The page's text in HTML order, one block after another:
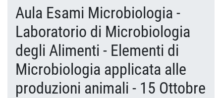
Aula Esami Microbiologia -
Laboratorio di Microbiologia
degli Alimenti - Elementi di
Microbiologia applicata alle
produzioni animali - 15 Ottobre